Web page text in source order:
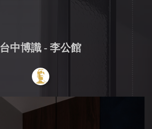
台中博識 - 李公館